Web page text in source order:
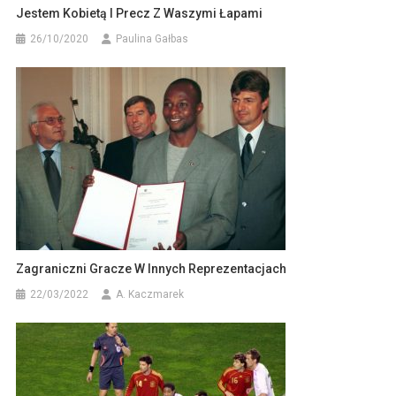
Jestem Kobietą I Precz Z Waszymi Łapami
26/10/2020 Paulina Gałbas
Zagraniczni Gracze W Innych Reprezentacjach
22/03/2022 A. Kaczmarek